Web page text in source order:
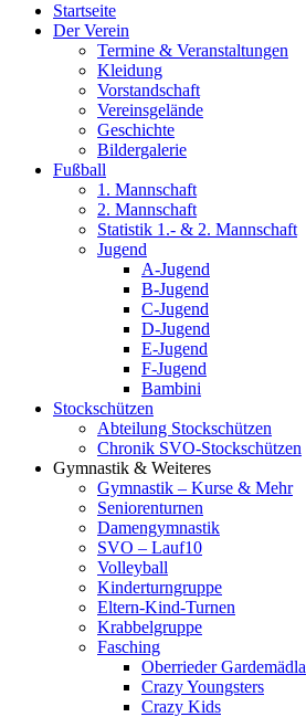
Startseite
Der Verein
Termine & Veranstaltungen
Kleidung
Vorstandschaft
Vereinsgelände
Geschichte
Bildergalerie
Fußball
1. Mannschaft
2. Mannschaft
Statistik 1.- & 2. Mannschaft
Jugend
A-Jugend
B-Jugend
C-Jugend
D-Jugend
E-Jugend
F-Jugend
Bambini
Stockschützen
Abteilung Stockschützen
Chronik SVO-Stockschützen
Gymnastik & Weiteres
Gymnastik – Kurse & Mehr
Seniorenturnen
Damengymnastik
SVO – Lauf10
Volleyball
Kinderturngruppe
Eltern-Kind-Turnen
Krabbelgruppe
Fasching
Oberrieder Gardemädla
Crazy Youngsters
Crazy Kids